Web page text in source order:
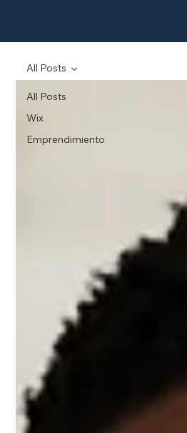
All Posts
Wix
Emprendimiento
All Posts